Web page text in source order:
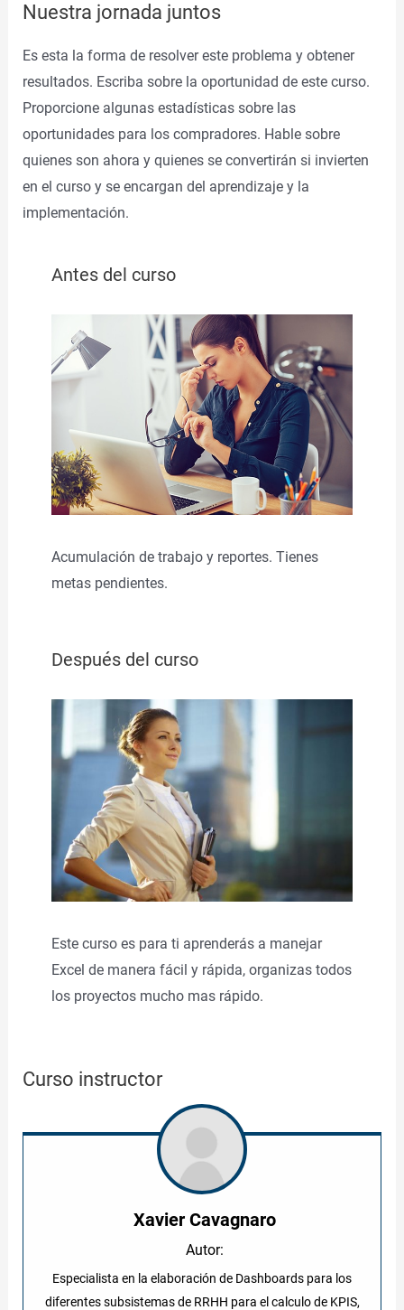
Nuestra jornada juntos
Es esta la forma de resolver este problema y obtener
resultados. Escriba sobre la oportunidad de este curso.
Proporcione algunas estadísticas sobre las
oportunidades para los compradores. Hable sobre
quienes son ahora y quienes se convertirán si invierten
en el curso y se encargan del aprendizaje y la
implementación.
Antes del curso
Acumulación de trabajo y reportes. Tienes
metas pendientes.
Después del curso
Este curso es para ti aprenderás a manejar
Excel de manera fácil y rápida, organizas todos
los proyectos mucho mas rápido.
Curso instructor
Xavier Cavagnaro
Autor:
Especialista en la elaboración de Dashboards para los
diferentes subsistemas de RRHH para el calculo de KPIS,